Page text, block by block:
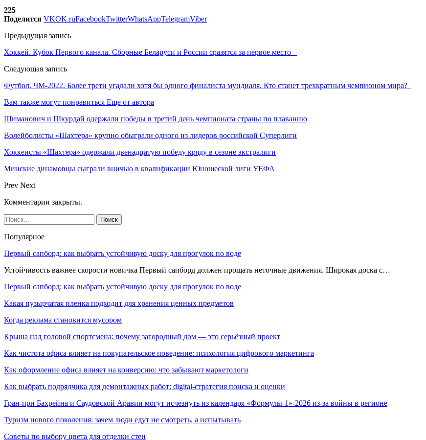
225
Поделится VKOK.ruFacebookTwitterWhatsAppTelegramViber
Предыдущая запись
Хоккей. Кубок Первого канала. Сборные Беларуси и России сразятся за первое место
Следующая запись
Футбол. ЧМ-2022. Более трети угадали хотя бы одного финалиста мундиаля. Кто станет трехкратным чемпионом мира?
Вам также могут понравиться Еще от автора
Шиманович и Шкурдай одержали победы в третий день чемпионата страны по плаванию
Волейболисты «Шахтера» крупно обыграли одного из лидеров российской Суперлиги
Хоккеисты «Шахтера» одержали двенадцатую победу кряду в сезоне экстралиги
Минские динамовцы сыграли вничью в квалификации Юношеской лиги УЕФА
Prev Next
Комментарии закрыты.
Популярное
Первый сапборд: как выбрать устойчивую доску для прогулок по воде
Устойчивость важнее скорости новичка Первый сапборд должен прощать неточные движения. Широкая доска с…
Первый сапборд: как выбрать устойчивую доску для прогулок по воде
Какая пузырчатая пленка подходит для хранения ценных предметов
Когда реклама становится мусором
Крыша над головой спортсмена: почему загородный дом — это серьёзный проект
Как чистота офиса влияет на покупательское поведение: психология цифрового маркетинга
Как оформление офиса влияет на конверсию: что забывают маркетологи
Как выбрать подрядчика для демонтажных работ: digital-стратегия поиска и оценки
Гран-при Бахрейна и Саудовской Аравии могут исчезнуть из календаря «Формулы-1»-2026 из-за войны в регионе
Туризм нового поколения: зачем люди едут не смотреть, а испытывать
Советы по выбору цвета для отделки стен